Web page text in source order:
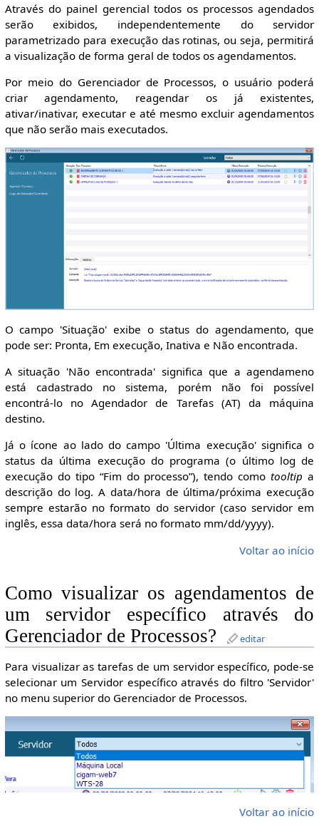
Através do painel gerencial todos os processos agendados
serão exibidos, independentemente do servidor
parametrizado para execução das rotinas, ou seja, permitirá
a visualização de forma geral de todos os agendamentos.
Por meio do Gerenciador de Processos, o usuário poderá
criar agendamento, reagendar os já existentes,
ativar/inativar, executar e até mesmo excluir agendamentos
que não serão mais executados.
O campo 'Situação' exibe o status do agendamento, que
pode ser: Pronta, Em execução, Inativa e Não encontrada.
A situação 'Não encontrada' significa que a agendameno
está cadastrado no sistema, porém não foi possível
encontrá-lo no Agendador de Tarefas (AT) da máquina
destino.
Já o ícone ao lado do campo 'Última execução' significa o
status da última execução do programa (o último log de
execução do tipo “Fim do processo”), tendo comotooltip a
descrição do log. A data/hora de última/próxima execução
sempre estarão no formato do servidor (caso servidor em
inglês, essa data/hora será no formato mm/dd/yyyy).
Voltar ao início
Como visualizar os agendamentos de
um servidor específico através do
Gerenciador de Processos?
editar
Para visualizar as tarefas de um servidor específico, pode-se
selecionar um Servidor específico através do filtro 'Servidor'
no menu superior do Gerenciador de Processos.
Voltar ao início